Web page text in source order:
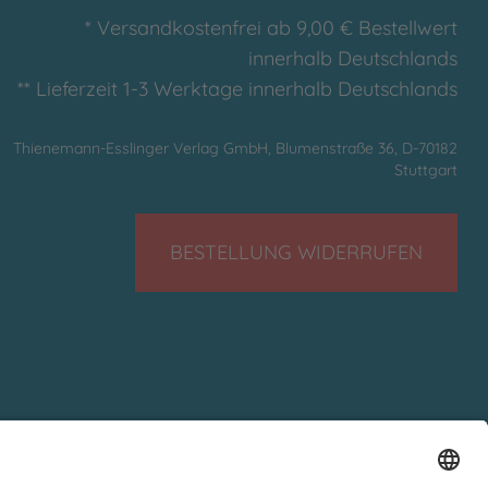
* Versandkostenfrei ab 9,00 € Bestellwert
innerhalb Deutschlands
** Lieferzeit 1-3 Werktage innerhalb Deutschlands
Thienemann-Esslinger Verlag GmbH, Blumenstraße 36, D-70182
Stuttgart
BESTELLUNG WIDERRUFEN